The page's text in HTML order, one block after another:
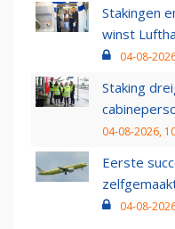
Stakingen
winst
04-08-
Staking
04-08-2026,
Eerste
04-08-